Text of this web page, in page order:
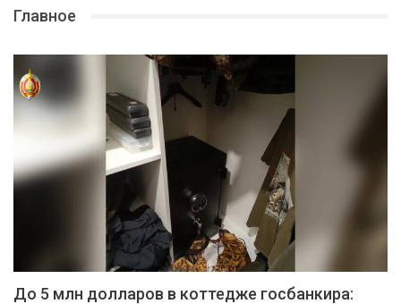
Главное
До 5 млн долларов в коттедже госбанкира: